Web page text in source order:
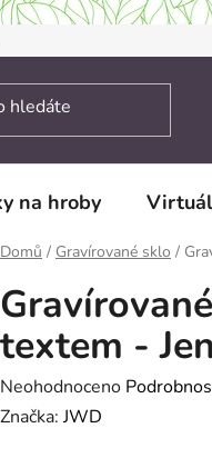
údajů
na hroby
Domů / Gravírované sklo /
textem -
Průměrné
hodnocení
Neohodnoceno
Značka:JWD